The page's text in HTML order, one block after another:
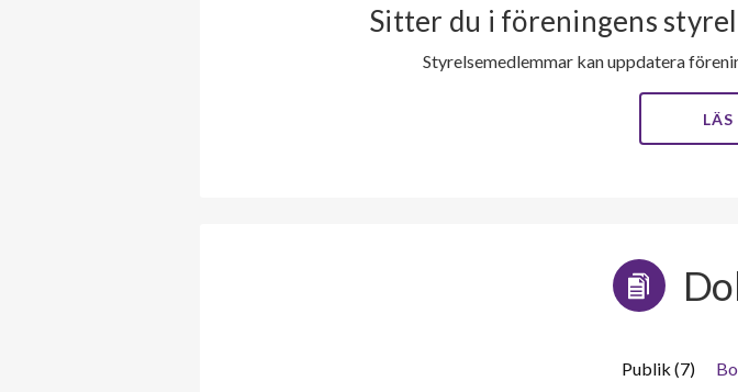
Sitter du i föreningens
Styrelsemedlemmar kan uppdatera
LÄS
Publik (7)